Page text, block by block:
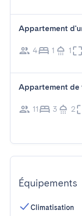
Appartement
4 1 1
Appartement de
11 3 2
Équipements
Climatisation